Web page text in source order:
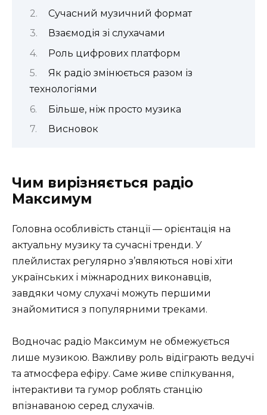
Сучасний музичний формат
Взаємодія зі слухачами
Роль цифрових платформ
Як радіо змінюється разом із
технологіями
Більше, ніж просто музика
Висновок
Чим вирізняється радіо
Максимум
Головна особливість станції — орієнтація на
актуальну музику та сучасні тренди. У
плейлистах регулярно з’являються нові хіти
українських і міжнародних виконавців,
завдяки чому слухачі можуть першими
знайомитися з популярними треками.
Водночас радіо Максимум не обмежується
лише музикою. Важливу роль відіграють ведучі
та атмосфера ефіру. Саме живе спілкування,
інтерактиви та гумор роблять станцію
впізнаваною серед слухачів.